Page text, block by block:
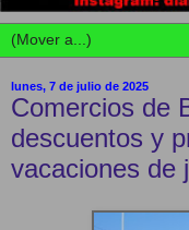
lunes, 7 de julio de 2025
Comercios de
descuentos y
vacaciones de